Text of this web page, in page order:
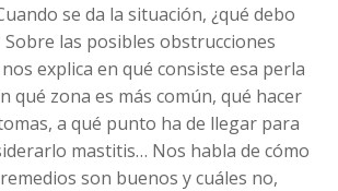
se da la situación, ¿qué debo
Sobre las posibles obstrucciones
explica en qué consiste esa perla
qué zona es más común, qué hacer
a qué punto ha de llegar para
mastitis… Nos habla de cómo
son buenos y cuáles no,